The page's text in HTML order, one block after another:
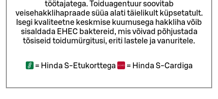
töötajatega. Toiduagentuur soovitab
veisehakklihapraade süüa alati täielikult küpsetatult.
Isegi kvaliteetne keskmise kuumusega hakkliha võib
sisaldada EHEC baktereid, mis võivad põhjustada
tõsiseid toidumürgitusi, eriti lastele ja vanuritele.
= Hinda S-Etukorttega = Hinda S-Cardiga